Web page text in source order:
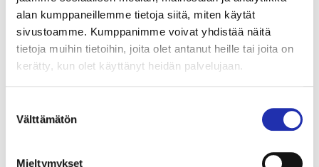
alan kumppaneillemme tietoja siitä, miten käytät
sivustoamme. Kumppanimme voivat yhdistää näitä
tietoja muihin tietoihin, joita olet antanut heille tai joita on
kerätty, kun olet käyttänyt heidän palvelujaan.
valinta
Välttämätön
Mieltymykset
nykyaikaisten fantasiamaailmojen luominen, Howen
intohimo mielikuvitukselliseen realismiin kumpuaa
hänen viehtymyksestään taidehistoriaan, erityisesti
prerafaeliitteihin ja symbolisteihin.
”Olen hyvin innoissani siitä, että taidettani esitellään
Suomessa,